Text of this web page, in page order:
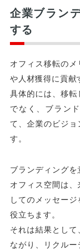
企業ブラン
する
オフィス移転の
や人材獲得に貢献
具体的には、移
でなく、ブラン
て、企業のビジ
す。
ブランディング
オフィス空間は
してのメッセー
役立ちます。
それは結果とし
ながり、リクル